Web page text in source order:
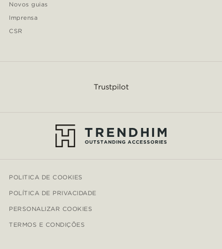
Novos guias
Imprensa
CSR
Trustpilot
POLITICA DE COOKIES
POLÍTICA DE PRIVACIDADE
PERSONALIZAR COOKIES
TERMOS E CONDIÇÕES